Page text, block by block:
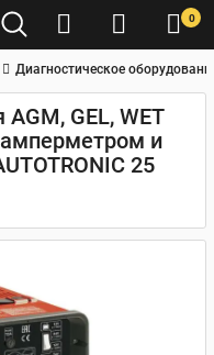
0
Диагностическое
GEL, WET
и
25